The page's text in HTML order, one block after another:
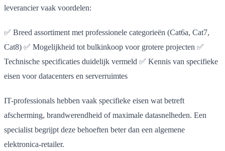
leverancier vaak voordelen:
✅ Breed assortiment met professionele categorieën (Cat6a, Cat7,
Cat8) ✅ Mogelijkheid tot bulkinkoop voor grotere projecten ✅
Technische specificaties duidelijk vermeld ✅ Kennis van specifieke
eisen voor datacenters en serverruimtes
IT-professionals hebben vaak specifieke eisen wat betreft
afscherming, brandwerendheid of maximale datasnelheden. Een
specialist begrijpt deze behoeften beter dan een algemene
elektronica-retailer.